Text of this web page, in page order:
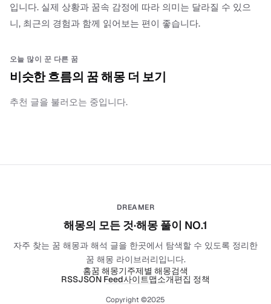
입니다. 실제 상황과 꿈속 감정에 따라 의미는 달라질 수 있으
니, 최근의 경험과 함께 읽어보는 편이 좋습니다.
오늘 많이 꾼 다른 꿈
비슷한 흐름의 꿈 해몽 더 보기
추천 글을 불러오는 중입니다.
DREAMER
해몽의 모든 것·해몽 풀이 NO.1
자주 찾는 꿈 해몽과 해석 글을 한곳에서 탐색할 수 있도록 정리한
꿈 해몽 라이브러리입니다.
홈꿈 해몽기주제별 해몽검색
RSSJSON Feed사이트맵소개편집 정책
Copyright ©2025